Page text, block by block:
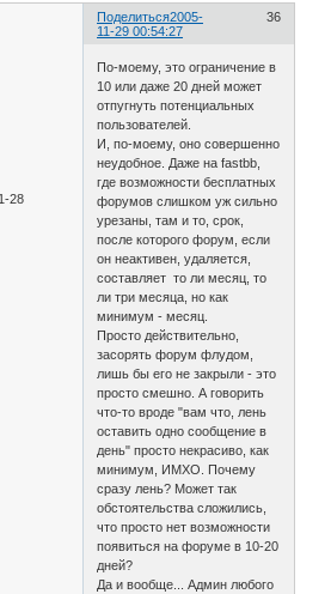
Поделиться 36
2005-
11-29 00:54:27
28
По-моему, это ограничение в
10 или даже 20 дней может
отпугнуть потенциальных
пользователей.
И, по-моему, оно совершенно
неудобное. Даже на fastbb,
где возможности бесплатных
форумов слишком уж сильно
урезаны, там и то, срок,
после которого форум, если
он неактивен, удаляется,
составляет то ли месяц, то
ли три месяца, но как
минимум - месяц.
Просто действительно,
засорять форум флудом,
лишь бы его не закрыли - это
просто смешно. А говорить
что-то вроде "вам что, лень
оставить одно сообщение в
день" просто некрасиво, как
минимум, ИМХО. Почему
сразу лень? Может так
обстоятельства сложились,
что просто нет возможности
появиться на форуме в 10-20
дней?
Да и вообще... Админ любого